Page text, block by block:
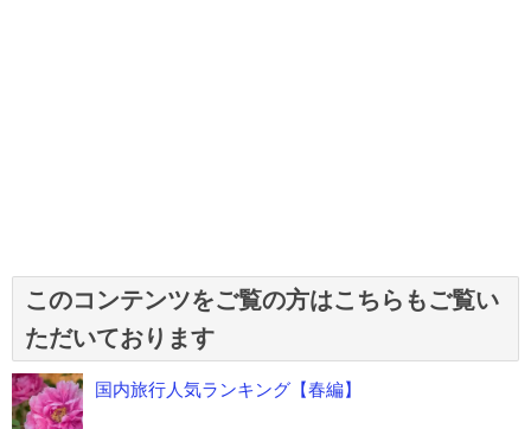
このコンテンツをご覧の方はこちらもご覧い
ただいております
国内旅行人気ランキング【春編】